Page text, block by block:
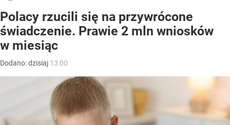
Polacy rzucili się na przywrócone
świadczenie. Prawie 2 mln wniosków
w miesiąc
Dodano:dzisiaj 13:00